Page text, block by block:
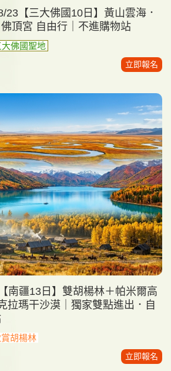
23【三大佛國10日】黃山雲海．
頂宮 自由行｜不進購物站
大佛國聖地
立即報名
南疆13日】雙胡楊林＋帕米爾高
拉瑪干沙漠｜獨家雙點進出．自
胡楊林
立即報名